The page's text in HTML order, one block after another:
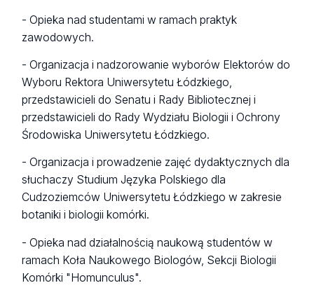
- Opieka nad studentami w ramach praktyk
zawodowych.
- Organizacja i nadzorowanie wyborów Elektorów do
Wyboru Rektora Uniwersytetu Łódzkiego,
przedstawicieli do Senatu i Rady Bibliotecznej i
przedstawicieli do Rady Wydziału Biologii i Ochrony
Środowiska Uniwersytetu Łódzkiego.
- Organizacja i prowadzenie zajęć dydaktycznych dla
słuchaczy Studium Języka Polskiego dla
Cudzoziemców Uniwersytetu Łódzkiego w zakresie
botaniki i biologii komórki.
- Opieka nad działalnością naukową studentów w
ramach Koła Naukowego Biologów, Sekcji Biologii
Komórki "Homunculus".